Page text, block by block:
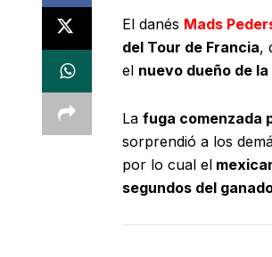
El danés Mads
del Tour de Francia,
el nuevo dueño de
La fuga comenzada
sorprendió a los
por lo cual el
segundos del